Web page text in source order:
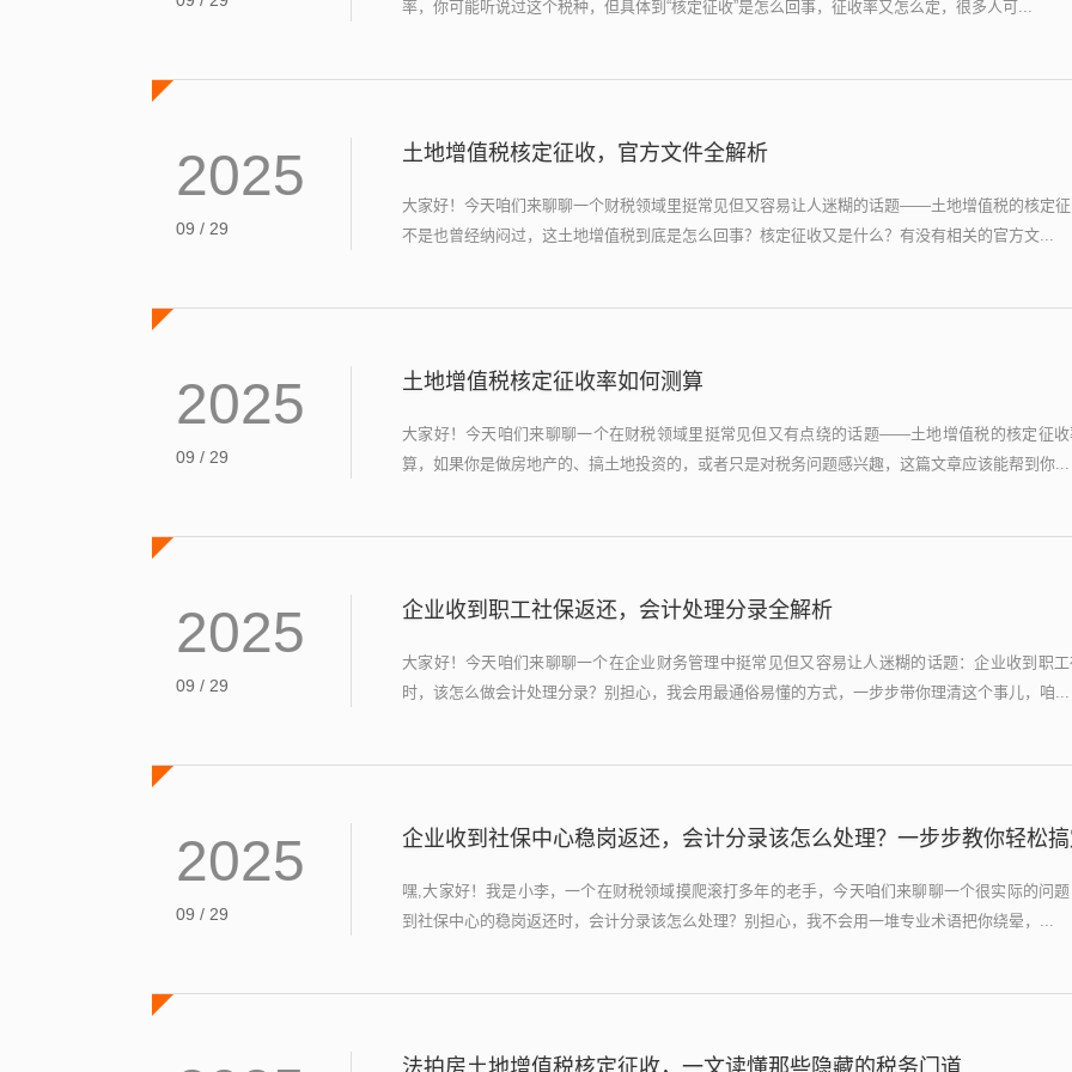
率，你可能听说过这个税种，但具体到“核定征收”是怎么回事，征收率又怎么定，很多人可...
2025
09 / 29
土地增值税核定征收，官方文件全解析
大家好！今天咱们来聊聊一个财税领域里挺常见但又容易让人迷糊的话题——土地增值税的核定
不是也曾经纳闷过，这土地增值税到底是怎么回事？核定征收又是什么？有没有相关的官方文...
2025
09 / 29
土地增值税核定征收率如何测算
大家好！今天咱们来聊聊一个在财税领域里挺常见但又有点绕的话题——土地增值税的核定征
算，如果你是做房地产的、搞土地投资的，或者只是对税务问题感兴趣，这篇文章应该能帮到你...
2025
09 / 29
企业收到职工社保返还，会计处理分录全解析
大家好！今天咱们来聊聊一个在企业财务管理中挺常见但又容易让人迷糊的话题：企业收到职
时，该怎么做会计处理分录？别担心，我会用最通俗易懂的方式，一步步带你理清这个事儿，咱...
2025
09 / 29
企业收到社保中心稳岗返还，会计分录该怎么处理？一步步教你轻松
嘿,大家好！我是小李，一个在财税领域摸爬滚打多年的老手，今天咱们来聊聊一个很实际的问
到社保中心的稳岗返还时，会计分录该怎么处理？别担心，我不会用一堆专业术语把你绕晕，...
法拍房土地增值税核定征收，一文读懂那些隐藏的税务门道